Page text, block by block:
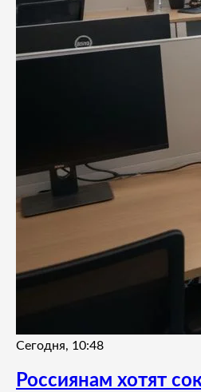
Сегодня, 10:48
Россиянам хотят